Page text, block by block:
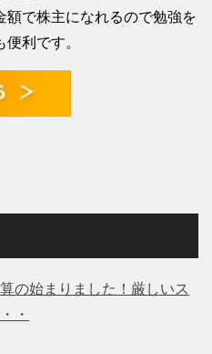
額で株主になれるので勉強を
利です。
の始まりました！厳しいス
・